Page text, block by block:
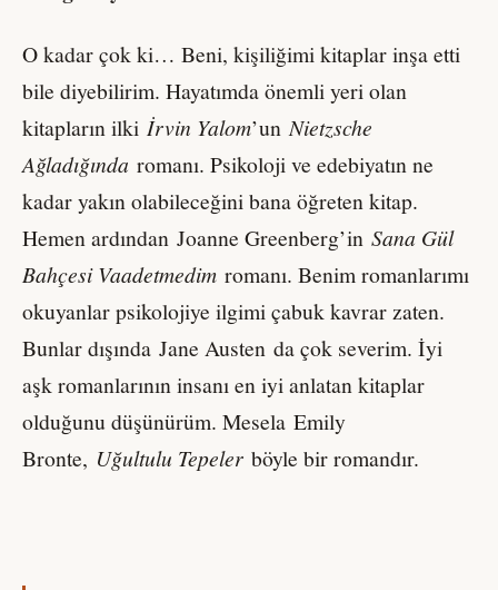
O kadar çok ki… Beni, kişiliğimi kitaplar inşa etti
bile diyebilirim. Hayatımda önemli yeri olan
kitapların ilki İrvin Yalom’unNietzsche
Ağladığında romanı. Psikoloji ve edebiyatın ne
kadar yakın olabileceğini bana öğreten kitap.
Hemen ardından Joanne Greenberg’in Sana Gül
Bahçesi Vaadetmedim romanı. Benim romanlarımı
okuyanlar psikolojiye ilgimi çabuk kavrar zaten.
Bunlar dışında Jane Austen da çok severim. İyi
aşk romanlarının insanı en iyi anlatan kitaplar
olduğunu düşünürüm. Mesela Emily
Bronte, Uğultulu Tepeler böyle bir romandır.